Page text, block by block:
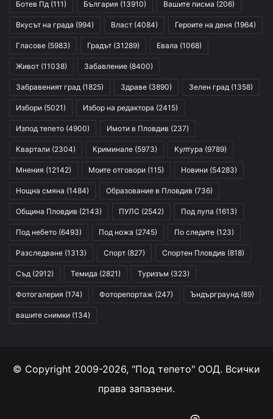
Ботев Пд (111) България (13910) Вашите писма (206)
Вкусът на града (994) Власт (4084) Героите на деня (1964)
Гласове (5983) Градът (31289) Евала (1068)
Живот (11038) Забавление (8400)
Забравеният град (1825) Здраве (3890) Зелен град (1358)
Избори (5021) Избор на редактора (2415)
Изпод тепето (4900) Имоти в Пловдив (237)
Квартали (2304) Криминале (5973) Култура (9789)
Мнения (12142) Моите отговори (115) Новини (54283)
Нощна смяна (1484) Образование в Пловдив (736)
Община Пловдив (2143) ПУЛС (2542) Под лупа (1613)
Под небето (6493) Под ножа (2745) По следите (123)
Разследване (1313) Спорт (827) Спортен Пловдив (818)
Съд (2912) Темида (2821) Туризъм (323)
Фотогалерия (174) Фоторепортаж (247) Ъндърграунд (89)
вашите снимки (134)
© Copyright 2009-2026, "Под тепето" ООД. Всички
права запазени.